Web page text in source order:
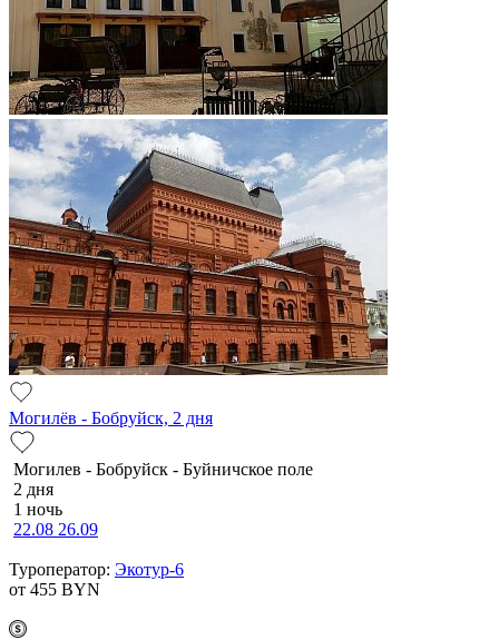
Могилёв - Бобруйск, 2 дня
Мо­ги­лев - Бобруйск - Буй­нич­ское по­ле
2 дня
1 ночь
22.08 26.09
Туроператор: Экотур-6
от 455 BYN